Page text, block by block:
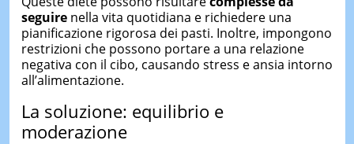
seguirenella vita quotidiana e richiedere una
pianificazione rigorosa dei pasti. Inoltre, impongono
restrizioni che possono portare a una relazione
negativa con il cibo, causando stress e ansia intorno
all’alimentazione.
La soluzione: equilibrio e
moderazione